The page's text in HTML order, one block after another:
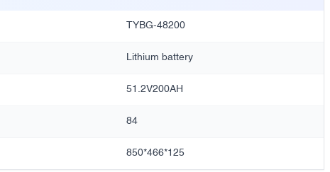
TYBG-48200
Lithium battery
51.2V200AH
84
850*466*125